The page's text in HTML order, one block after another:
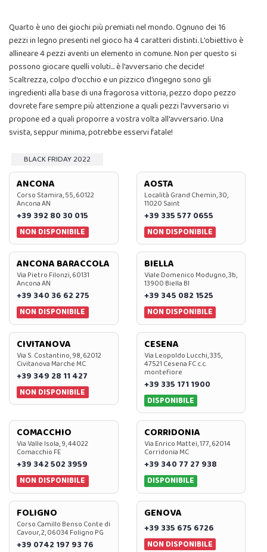
Quarto è uno dei giochi più premiati nel mondo. Ognuno dei 16
pezzi in legno presenti nel gioco ha 4 caratteri distinti. L'obiettivo è
allineare 4 pezzi aventi un elemento in comune. Non per questo si
possono giocare quelli voluti... è l'avversario che decide!
Scaltrezza, colpo d'occhio e un pizzico d'ingegno sono gli
ingredienti alla base di una fragorosa vittoria, pezzo dopo pezzo
dovrete fare sempre più attenzione a quali pezzi l'avversario vi
propone ed a quali proporre a vostra volta all'avversario. Una
svista, seppur minima, potrebbe esservi fatale!
BLACK FRIDAY 2022
ANCONA
Corso Stamira, 55, 60122
Ancona AN
+39 392 80 30 015
NON DISPONIBILE
AOSTA
Località Grand Chemin, 30,
11020 Saint
+39 335 577 0655
NON DISPONIBILE
ANCONA BARACCOLA
Via Pietro Filonzi, 60131
Ancona AN
+39 340 36 62 275
NON DISPONIBILE
BIELLA
Viale Domenico Modugno, 3b,
13900 Biella BI
+39 345 082 1525
NON DISPONIBILE
CIVITANOVA
Via S. Costantino, 98, 62012
Civitanova Marche MC
+39 349 28 11 427
NON DISPONIBILE
CESENA
Via Leopoldo Lucchi, 335,
47521 Cesena FC c.c.
montefiore
+39 335 171 1900
DISPONIBILE
COMACCHIO
Via Valle Isola, 9, 44022
Comacchio FE
+39 342 502 3959
NON DISPONIBILE
CORRIDONIA
Via Enrico Mattei, 177, 62014
Corridonia MC
+39 340 77 27 938
DISPONIBILE
FOLIGNO
Corso Camillo Benso Conte di
Cavour, 2, 06034 Foligno PG
+39 0742 197 93 76
GENOVA
+39 335 675 6726
NON DISPONIBILE